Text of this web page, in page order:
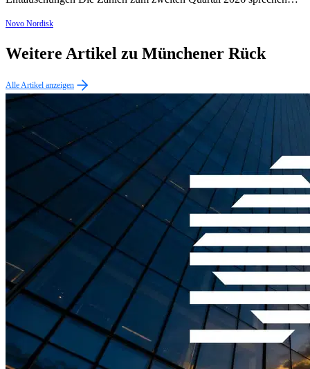
Novo Nordisk
Weitere Artikel zu Münchener Rück
Alle Artikel anzeigen